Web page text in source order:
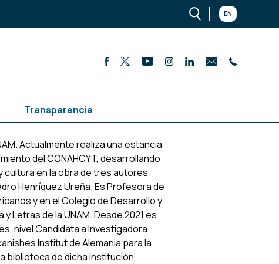
EN
Transparencia
Actualmente realiza una estancia
del CONAHCYT, desarrollando
en la obra de tres autores
Henríquez Ureña. Es Profesora de
y en el Colegio de Desarrollo y
Letras de la UNAM. Desde 2021 es
nivel Candidata a Investigadora
Institut de Alemania para la
biblioteca de dicha institución,